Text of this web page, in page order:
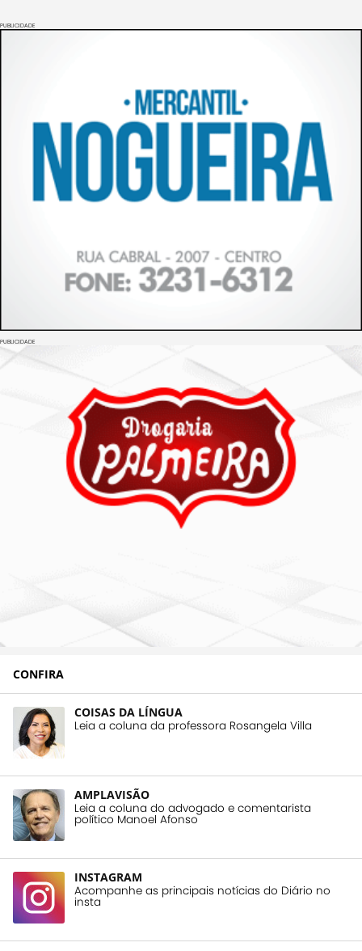
PUBLICIDADE
PUBLICIDADE
CONFIRA
COISAS DA LÍNGUA
Leia a coluna da professora Rosangela Villa
AMPLAVISÃO
Leia a coluna do advogado e comentarista
político Manoel Afonso
INSTAGRAM
Acompanhe as principais notícias do Diário no
insta